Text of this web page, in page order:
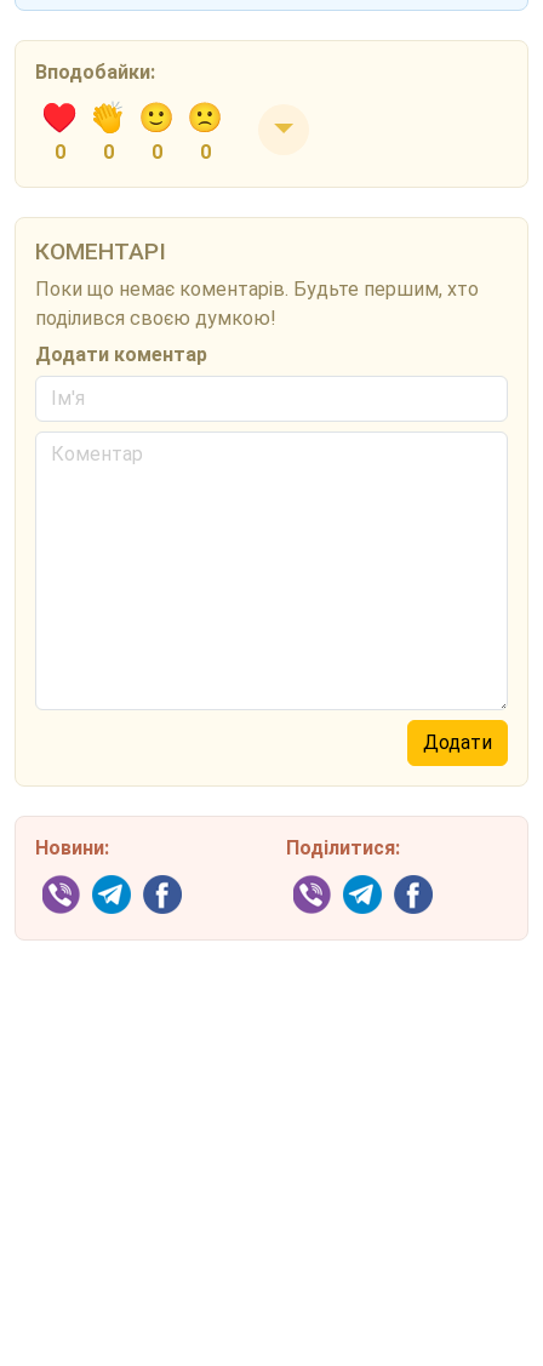
Вподобайки:
0 0 0 0
КОМЕНТАРІ
Поки що немає коментарів. Будьте першим, хто
поділився своєю думкою!
Додати коментар
Новини: Поділитися: